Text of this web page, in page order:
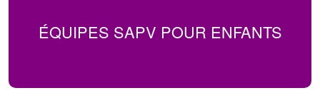
ÉQUIPES SAPV POUR ENFANTS